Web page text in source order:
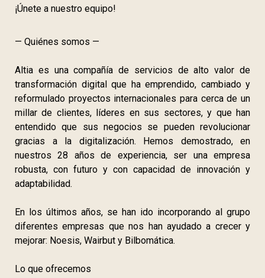
¡Únete a nuestro equipo!
— Quiénes somos —
Altia es una compañía de servicios de alto valor de
transformación digital que ha emprendido, cambiado y
reformulado proyectos internacionales para cerca de un
millar de clientes, líderes en sus sectores, y que han
entendido que sus negocios se pueden revolucionar
gracias a la digitalización. Hemos demostrado, en
nuestros 28 años de experiencia, ser una empresa
robusta, con futuro y con capacidad de innovación y
adaptabilidad.
En los últimos años, se han ido incorporando al grupo
diferentes empresas que nos han ayudado a crecer y
mejorar: Noesis, Wairbut y Bilbomática.
Lo que ofrecemos